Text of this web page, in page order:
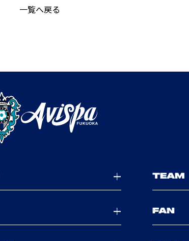
一覧へ戻る
TEAM
FAN